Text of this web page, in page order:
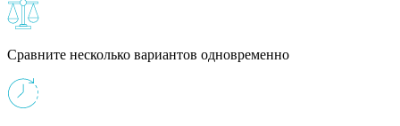
Сравните несколько вариантов одновременно